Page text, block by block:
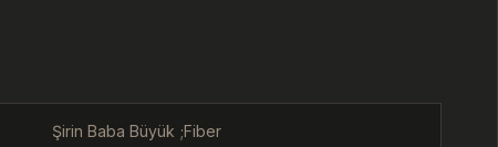
Şirin Baba Büyük ;Fiber